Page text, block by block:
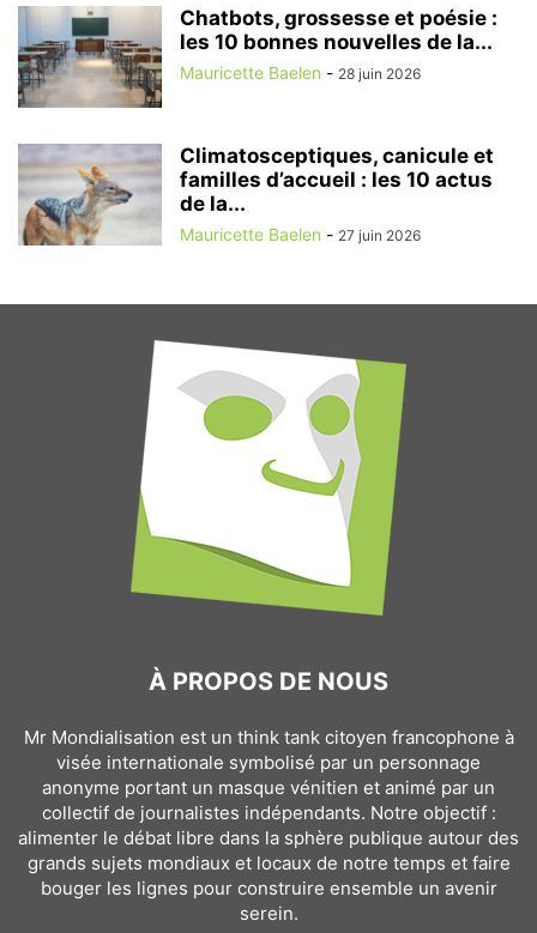
Chatbots, grossesse et poésie :
les 10 bonnes nouvelles de la...
Mauricette Baelen - 28 juin 2026
Climatosceptiques, canicule et
familles d’accueil : les 10 actus
de la...
Mauricette Baelen - 27 juin 2026
À PROPOS DE NOUS
Mr Mondialisation est un think tank citoyen francophone à
visée internationale symbolisé par un personnage
anonyme portant un masque vénitien et animé par un
collectif de journalistes indépendants. Notre objectif :
alimenter le débat libre dans la sphère publique autour des
grands sujets mondiaux et locaux de notre temps et faire
bouger les lignes pour construire ensemble un avenir
serein.